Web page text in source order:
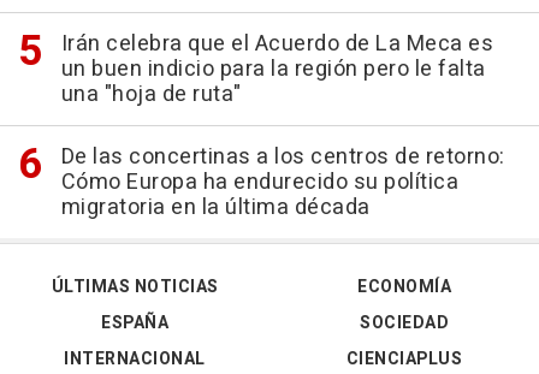
Irán celebra que el Acuerdo de La Meca es
un buen indicio para la región pero le falta
una "hoja de ruta"
De las concertinas a los centros de retorno:
Cómo Europa ha endurecido su política
migratoria en la última década
ÚLTIMAS NOTICIAS
ESPAÑA
INTERNACIONAL
ECONOMÍA
SOCIEDAD
CIENCIAPLUS